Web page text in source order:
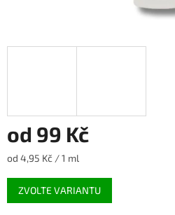
od 99 Kč
Měrná
od 4,95 Kč / 1 ml
ZVOLTE VARIANTU